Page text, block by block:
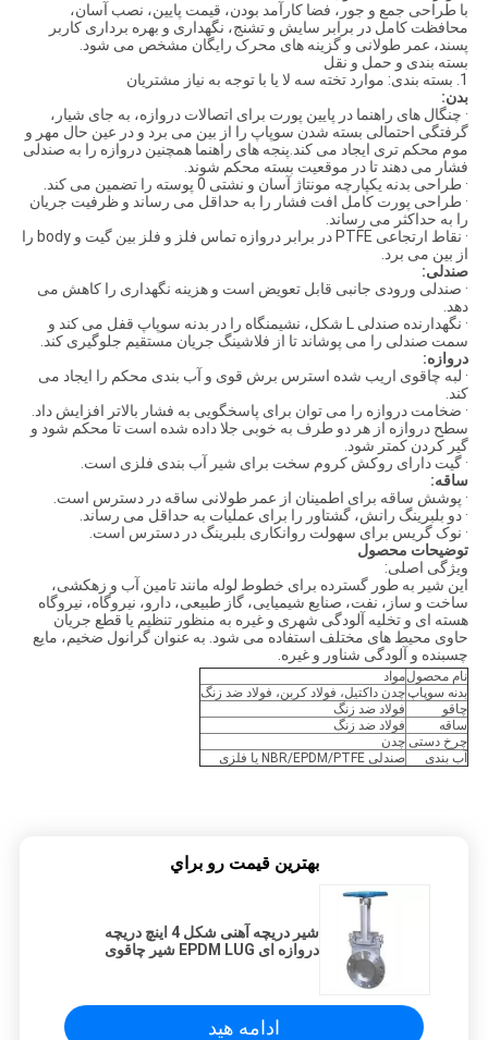
با طراحی جمع و جور، فضا کارآمد بودن، قیمت پایین، نصب آسان،
محافظت کامل در برابر سایش و تشنج، نگهداری و بهره برداری کاربر
پسند، عمر طولانی و گزینه های محرک رایگان مشخص می شود.
بسته بندی و حمل و نقل
1. بسته بندی: موارد تخته سه لا یا با توجه به نیاز مشتریان
بدن:
· چنگال های راهنما در پایین پورت برای اتصالات دروازه، به جای شیار،
گرفتگی احتمالی بسته شدن سوپاپ را از بین می برد و در عین حال مهر و
موم محکم تری ایجاد می کند.پنجه های راهنما همچنین دروازه را به صندلی
فشار می دهند تا در موقعیت بسته محکم شوند.
· طراحی بدنه یکپارچه مونتاژ آسان و نشتی 0 پوسته را تضمین می کند.
· طراحی پورت کامل افت فشار را به حداقل می رساند و ظرفیت جریان
را به حداکثر می رساند.
· نقاط ارتجاعی PTFE در برابر دروازه تماس فلز و فلز بین گیت و body را
از بین می برد.
صندلی:
· صندلی ورودی جانبی قابل تعویض است و هزینه نگهداری را کاهش می
دهد.
· نگهدارنده صندلی L شکل، نشیمنگاه را در بدنه سوپاپ قفل می کند و
سمت صندلی را می پوشاند تا از فلاشینگ جریان مستقیم جلوگیری کند.
دروازه:
· لبه چاقوی اریب شده استرس برش قوی و آب بندی محکم را ایجاد می
کند.
· ضخامت دروازه را می توان برای پاسخگویی به فشار بالاتر افزایش داد.
سطح دروازه از هر دو طرف به خوبی جلا داده شده است تا محکم شود و
گیر کردن کمتر شود.
· گیت دارای روکش کروم سخت برای شیر آب بندی فلزی است.
ساقه:
· پوشش ساقه برای اطمینان از عمر طولانی ساقه در دسترس است.
· دو بلبرینگ رانش، گشتاور را برای عملیات به حداقل می رساند.
· نوک گریس برای سهولت روانکاری بلبرینگ در دسترس است.
توضیحات محصول
ویژگی اصلی:
این شیر به طور گسترده برای خطوط لوله مانند تامین آب و زهکشی،
ساخت و ساز، نفت، صنایع شیمیایی، گاز طبیعی، دارو، نیروگاه، نیروگاه
هسته ای و تخلیه آلودگی شهری و غیره به منظور تنظیم یا قطع جریان
حاوی محیط های مختلف استفاده می شود. به عنوان گرانول ضخیم، مایع
چسبنده و آلودگی شناور و غیره.
نام محصولمواد
بدنه سوپاپچدن داکتیل، فولاد کربن، فولاد ضد زنگ
چاقو
فولاد ضد زنگ
ساقه
فولاد ضد زنگ
چرخ دستی چدن
آب بندی
صندلی NBR/EPDM/PTFE یا فلزی
بهترين قيمت رو براي
شیر دریچه آهنی شکل 4 اینچ دریچه
دروازه ای EPDM LUG شیر چاقوی
ادامه هید